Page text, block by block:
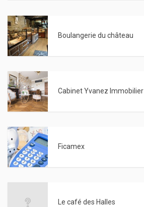
Boulangerie du château
Cabinet Yvanez Immobilier
Ficamex
Le café des Halles